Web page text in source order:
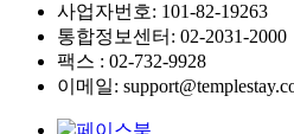
사업자번호: 101-82-19263
통합정보센터: 02-2031-2000
팩스 : 02-732-9928
이메일: